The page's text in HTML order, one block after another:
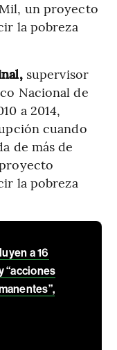
un proyecto
la pobreza
supervisor
Nacional de
a 2014,
cuando
de más de
la pobreza
a 16
“acciones